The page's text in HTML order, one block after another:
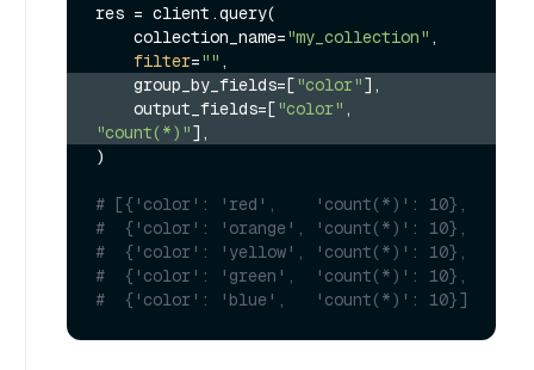
res = client.query(
    collection_name=
"my_collection" ,
filter=""
    group_by_fields=[
"color"],
    output_fields=[
"color"
"count(*)"],
)
# [{'color': 'red',    'count(*)': 10},
#  {'color': 'orange', 'count(*)': 10},
#  {'color': 'yellow', 'count(*)': 10},
#  {'color': 'green',  'count(*)': 10},
#  {'color': 'blue',   'count(*)': 10}]